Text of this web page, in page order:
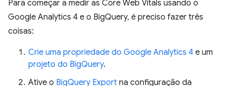
Para começar a medir as Core Web Vitals usando o
Google Analytics 4 e o BigQuery, é preciso fazer três
coisas:
Crie uma propriedade do Google Analytics 4 e um
projeto do BigQuery.
Ative o BigQuery Export na configuração da